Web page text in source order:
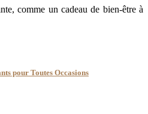
comme un cadeau de bien-être à
pour Toutes Occasions